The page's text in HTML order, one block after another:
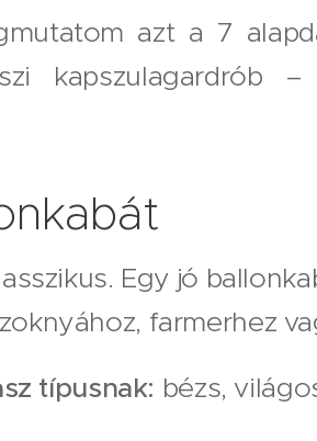
azt a 7
kapszulagardrób
Egy jó
farmerhez
típusnak: bézs,